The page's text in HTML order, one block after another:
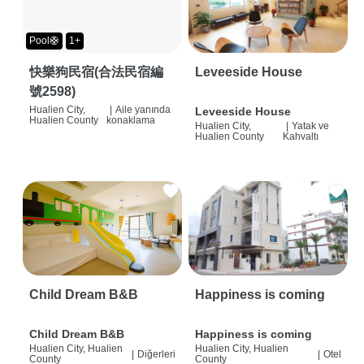
Pool🛟 1+
快樂狗民宿(合法民宿編
號2598)
Hualien City,
Hualien County
Aile yanında
konaklama
Leveeside House
Leveeside House
Hualien City,
Hualien County
Yatak ve
Kahvaltı
Child Dream B&B
Child Dream B&B
Hualien City, Hualien
County
| Diğerleri
Happiness is coming
Happiness is coming
Hualien City, Hualien
County
| Otel